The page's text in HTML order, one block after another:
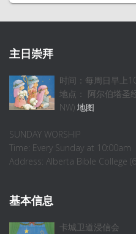
主日崇拜
时间：每周日早上
地点： 阿尔伯塔圣
NW) 地图
SUNDAY WORSHIP
Time: Every Sunday at 10:00am
Address: Alberta Bible College
基本信息
卡城卫道浸信会